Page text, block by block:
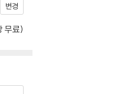
변경
무료)